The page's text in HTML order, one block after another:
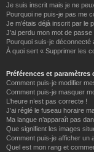
Je suis inscrit mais je ne
Pourquoi ne puis-je pas me
Je m’étais déjà inscrit par le
J’ai perdu mon mot de passe
Pourquoi suis-je déconnecté
À quoi sert « Supprimer les
Préférences et paramètres
Comment puis-je modifier
Comment puis-je masquer
L’heure n’est pas correcte !
J’ai réglé le fuseau horaire
Ma langue n’apparaît pas
Que signifient les images
Comment puis-je afficher un
Quel est mon rang et